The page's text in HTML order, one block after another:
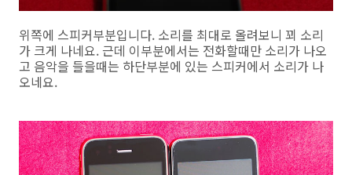
위쪽에 스피커부분입니다. 소리를 최대로 올려보니 꾀 소리
가 크게 나네요. 근데 이부분에서는 전화할때만 소리가 나오
고 음악을 들을때는 하단부분에 있는 스피커에서 소리가 나
오네요.